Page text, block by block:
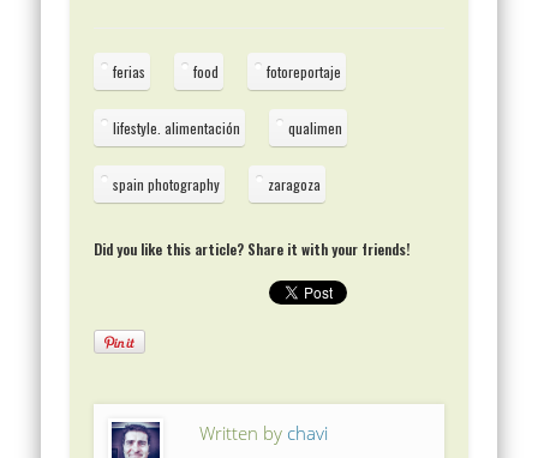
ferias food fotoreportaje
lifestyle. alimentación qualimen
spain photography zaragoza
Did you like this article? Share it with your friends!
Written by chavi